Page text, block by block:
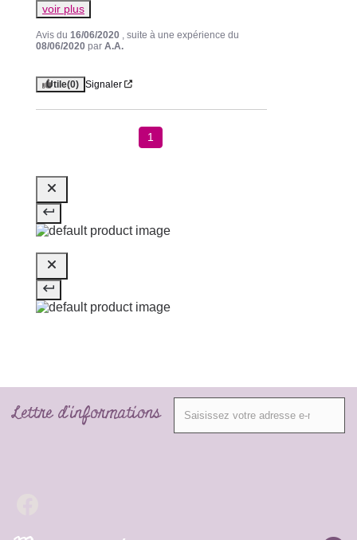
voir plus
Avis du 16/06/2020 , suite à une expérience du
08/06/2020 par A.A.
Utile(0) Signaler
1
Lettre d'informations